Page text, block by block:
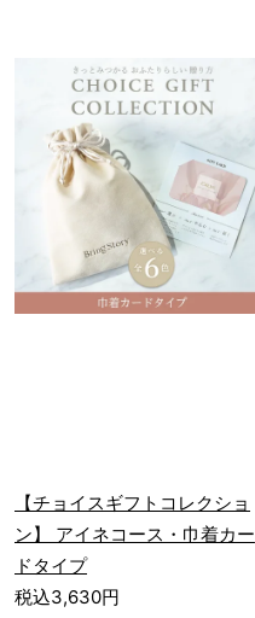
【チョイスギフトコレクショ
ン】 アイネコース・巾着カー
ドタイプ
税込3,630円